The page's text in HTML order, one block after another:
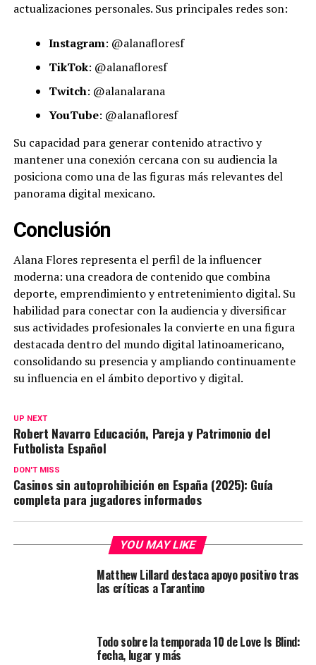
actualizaciones personales. Sus principales redes son:
Instagram: @alanafloresf
TikTok: @alanafloresf
Twitch: @alanalarana
YouTube: @alanafloresf
Su capacidad para generar contenido atractivo y
mantener una conexión cercana con su audiencia la
posiciona como una de las figuras más relevantes del
panorama digital mexicano.
Conclusión
Alana Flores representa el perfil de la influencer
moderna: una creadora de contenido que combina
deporte, emprendimiento y entretenimiento digital. Su
habilidad para conectar con la audiencia y diversificar
sus actividades profesionales la convierte en una figura
destacada dentro del mundo digital latinoamericano,
consolidando su presencia y ampliando continuamente
su influencia en el ámbito deportivo y digital.
UP NEXT
Robert Navarro Educación, Pareja y Patrimonio del
Futbolista Español
DON'T MISS
Casinos sin autoprohibición en España (2025): Guía
completa para jugadores informados
YOU MAY LIKE
Matthew Lillard destaca apoyo positivo tras
las críticas a Tarantino
Todo sobre la temporada 10 de Love Is Blind:
fecha, lugar y más